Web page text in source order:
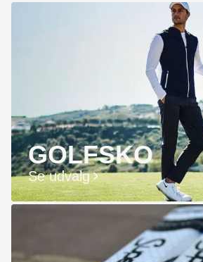
GOLFSKO
Se udvalg